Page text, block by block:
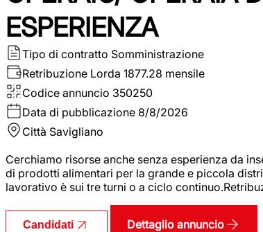
ESPERIENZA
Tipo di contratto Somministrazione
Retribuzione Lorda 1877.28 mensile
Codice annuncio 350250
Data di pubblicazione 8/8/2026
Città Savigliano
Cerchiamo risorse anche senza esperienza da
di prodotti alimentari per la grande e piccola
lavorativo è sui tre turni o a ciclo
Candidati Dettaglio annuncio